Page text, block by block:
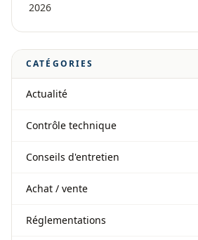
2026
CATÉGORIES
Actualité
Contrôle technique
Conseils d'entretien
Achat / vente
Réglementations